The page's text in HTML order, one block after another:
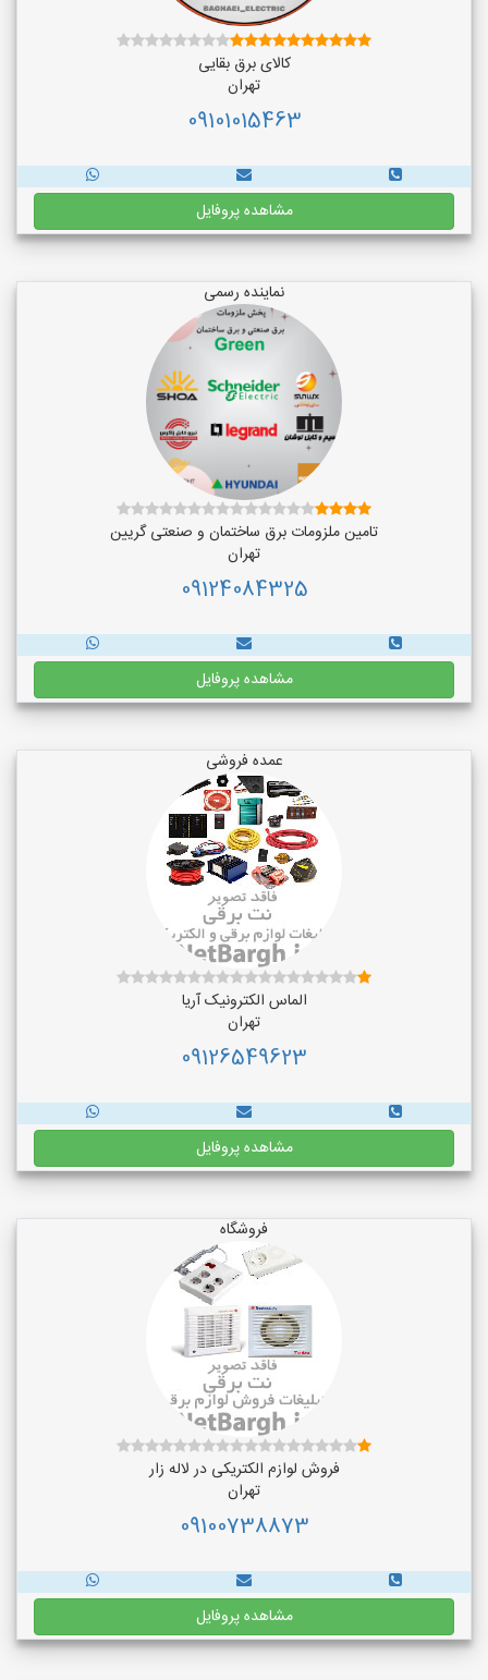
کالای برق بقایی
تهران
09101015463
مشاهده پروفایل
نماینده رسمی
تامین ملزومات برق ساختمان و صنعتی گریین
تهران
09124084325
مشاهده پروفایل
عمده فروشی
الماس الکترونیک آریا
تهران
09126549623
مشاهده پروفایل
فروشگاه
فروش لوازم الکتریکی در لاله زار
تهران
09100738873
مشاهده پروفایل